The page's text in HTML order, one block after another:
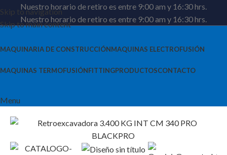
Skip to navigation
Skip to main content
Nuestro horario de retiro es entre 9:00 am y 16:30 hrs.
Nuestro horario de retiro es entre 9:00 am y 16:30 hrs.
MAQUINARIA DE CONSTRUCCIÓNMAQUINAS ELECTROFUSIÓN
MAQUINAS TERMOFUSIÓNFITTINGPRODUCTOSCONTACTO
Menu